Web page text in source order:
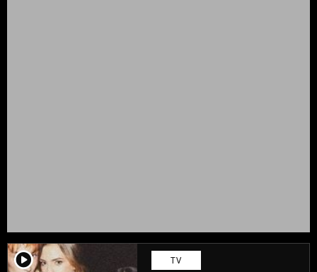
player2 TV